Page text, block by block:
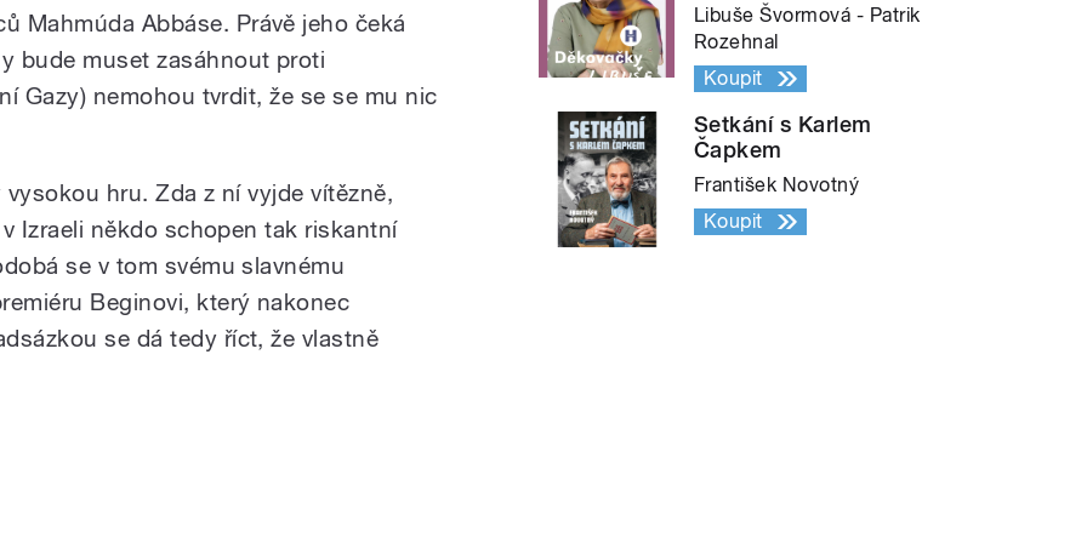
Mahmúda Abbáse. Právě jeho čeká
bude muset zasáhnout proti
Gazy) nemohou tvrdit, že se se mu nic
hru. Zda z ní vyjde vítězně,
Izraeli někdo schopen tak riskantní
se v tom svému slavnému
Beginovi, který nakonec
se dá tedy říct, že vlastně
Libuše Švormová - Patrik
Rozehnal
Koupit
Setkání s Karlem
Čapkem
František Novotný
Koupit